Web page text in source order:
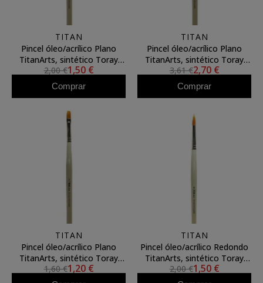
TITAN
Pincel óleo/acrílico Plano
TitanArts, sintético Toray
3594/10
2,00 €1,50 €
Comprar
TITAN
Pincel óleo/acrílico Plano
TitanArts, sintético Toray
3594/16
3,61 €2,70 €
Comprar
TITAN
Pincel óleo/acrílico Plano
TitanArts, sintético Toray
3594/4
1,60 €1,20 €
TITAN
Pincel óleo/acrílico Redondo
TitanArts, sintético Toray
3595/8
2,00 €1,50 €